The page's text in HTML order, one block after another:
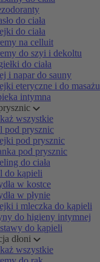
do ciała
do ciała
na celluit
do szyi i dekoltu
do ciała
i napar do sauny
eteryczne i do masażu
intymna
wszystkie
pod prysznic
pod prysznic
pod prysznic
do ciała
do kąpieli
w kostce
w płynie
i mleczka do kąpieli
do higieny intymnej
do kąpieli
dłoni
wszystkie